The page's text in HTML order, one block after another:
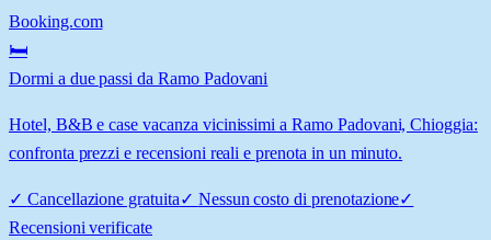
Booking.com
🛏️
Dormi a due passi da Ramo Padovani
Hotel, B&B e case vacanza vicinissimi a Ramo Padovani, Chioggia:
confronta prezzi e recensioni reali e prenota in un minuto.
✓ Cancellazione gratuita✓ Nessun costo di prenotazione✓
Recensioni verificate